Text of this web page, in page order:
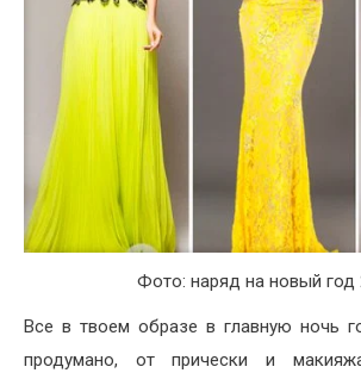
Фото: наряд на новый год
Все в твоем образе в главную ночь
продумано, от прически и